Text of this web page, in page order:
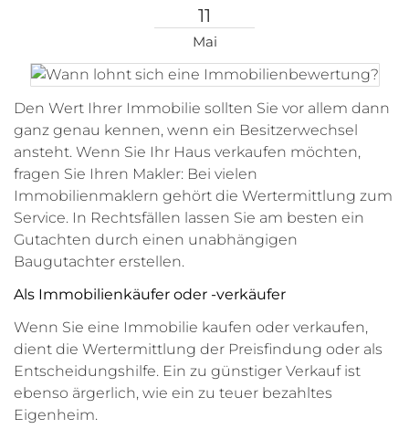
11
Mai
Den Wert Ihrer Immobilie sollten Sie vor allem dann
ganz genau kennen, wenn ein Besitzerwechsel
ansteht. Wenn Sie Ihr Haus verkaufen möchten,
fragen Sie Ihren Makler: Bei vielen
Immobilienmaklern gehört die Wertermittlung zum
Service. In Rechtsfällen lassen Sie am besten ein
Gutachten durch einen unabhängigen
Baugutachter erstellen.
Als Immobilienkäufer oder -verkäufer
Wenn Sie eine Immobilie kaufen oder verkaufen,
dient die Wertermittlung der Preisfindung oder als
Entscheidungshilfe. Ein zu günstiger Verkauf ist
ebenso ärgerlich, wie ein zu teuer bezahltes
Eigenheim.